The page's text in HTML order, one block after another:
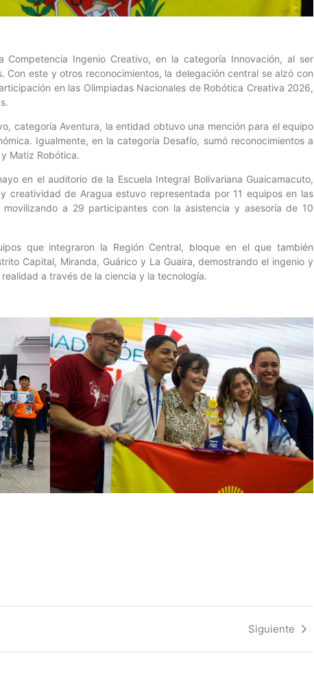
Ingenio Creativo, en la categoría Innovación, al ser
este y otros reconocimientos, la delegación central se alzó con
en las Olimpiadas Nacionales de Robótica Creativa 2026,
categoría Aventura, la entidad obtuvo una mención para el equipo
Igualmente, en la categoría Desafío, sumó reconocimientos a
Matiz Robótica.
en el auditorio de la Escuela Integral Bolivariana Guaicamacuto,
creatividad de Aragua estuvo representada por 11 equipos en las
a 29 participantes con la asistencia y asesoría de 10
que integraron la Región Central, bloque en el que también
Capital, Miranda, Guárico y La Guaira, demostrando el ingenio y
a través de la ciencia y la tecnología.
Siguiente